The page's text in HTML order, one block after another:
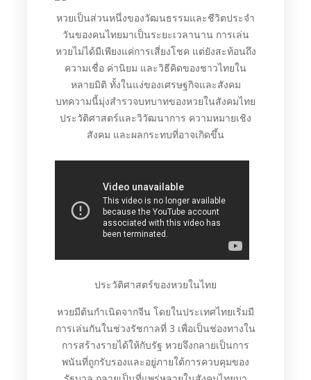
หวยเป็นส่วนหนึ่งของวัฒนธรรมและชีวิตประจำ
วันของคนไทยมาเป็นระยะเวลานาน การเล่น
หวยไม่ได้มีเพียงแค่การเสี่ยงโชค แต่ยังสะท้อนถึง
ความเชื่อ ค่านิยม และวิธีคิดของชาวไทยใน
หลายมิติ ทั้งในแง่ของเศรษฐกิจและสังคม
บทความนี้มุ่งสำรวจบทบาทของหวยในสังคมไทย
ประวัติศาสตร์และวิวัฒนาการ ความหมายเชิง
สังคม และผลกระทบที่อาจเกิดขึ้น
ประวัติศาสตร์ของหวยในไทย
หวยมีต้นกำเนิดจากจีน โดยในประเทศไทยเริ่มมี
การเล่นกันในช่วงรัชกาลที่ 3 เพื่อเป็นช่องทางใน
การสร้างรายได้ให้กับรัฐ หวยจึงกลายเป็นการ
พนันที่ถูกรับรองและอยู่ภายใต้การควบคุมของ